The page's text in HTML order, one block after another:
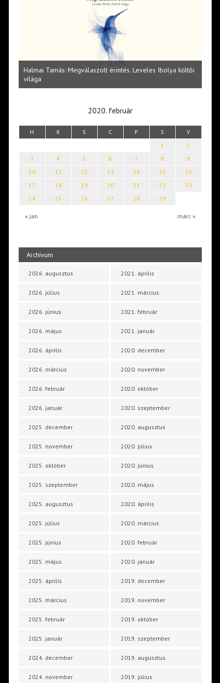
Halmai Tamás: Megválaszolt érintés. Leveles Ibolya költői
világa
2020. február
H K S C P S V
« jan márc »
1
2
3
4 5 6 7 8
9
10
11 12 13 14 15
16
17
18 19 20 21 22
23
24
25 26 27 28 29
Archívum
2026. augusztus
2026. július
2026. június
2026. május
2026. április
2026. március
2026. február
2026. január
2025. december
2025. november
2025. október
2025. szeptember
2025. augusztus
2025. július
2025. június
2025. május
2025. április
2025. március
2025. február
2025. január
2024. december
2024. november
2021. április
2021. március
2021. február
2021. január
2020. december
2020. november
2020. október
2020. szeptember
2020. augusztus
2020. július
2020. június
2020. május
2020. április
2020. március
2020. február
2020. január
2019. december
2019. november
2019. október
2019. szeptember
2019. augusztus
2019. július